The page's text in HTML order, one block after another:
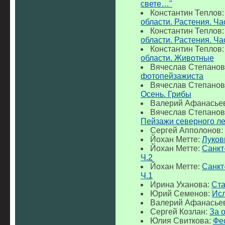
свете…"
Константин
области. Растения.
Константин
области. Растения.
Константин
области. Животные
Вячеслав
фотопейзажиста
Вячеслав
Осень. Грибы
Валерий
Вячеслав
Пейзажи северного
Сергей Апполонов:
Йохан Метте:
Йохан Метте:
Ч.2
Йохан Метте:
Ч.1
Ирина Уханова:
Юрий Семенов:
Валерий
Сергей Козлан: За
Юлия Свиткова: